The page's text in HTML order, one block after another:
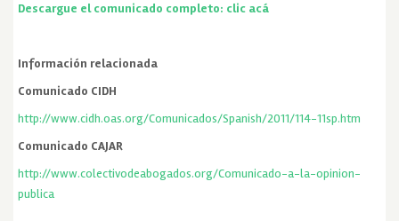
Descargue el comunicado completo: clic acá
Información relacionada
Comunicado CIDH
http://www.cidh.oas.org/Comunicados/Spanish/2011/114-11sp.htm
Comunicado CAJAR
http://www.colectivodeabogados.org/Comunicado-a-la-opinion-
publica